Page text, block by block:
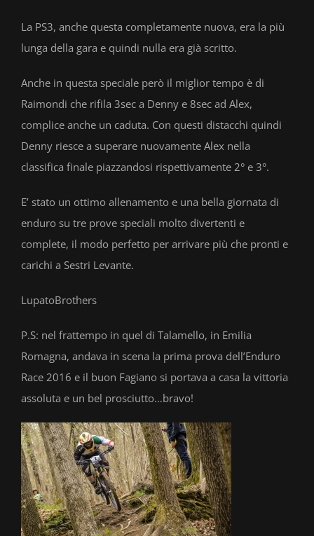
La PS3, anche questa completamente nuova, era la più
lunga della gara e quindi nulla era già scritto.
Anche in questa speciale però il miglior tempo è di
Raimondi che rifila 3sec a Denny e 8sec ad Alex,
complice anche un caduta. Con questi distacchi quindi
Denny riesce a superare nuovamente Alex nella
classifica finale piazzandosi rispettivamente 2° e 3°.
E’ stato un ottimo allenamento e una bella giornata di
enduro su tre prove speciali molto divertenti e
complete, il modo perfetto per arrivare più che pronti e
carichi a Sestri Levante.
LupatoBrothers
P.S: nel frattempo in quel di Talamello, in Emilia
Romagna, andava in scena la prima prova dell’Enduro
Race 2016 e il buon Fagiano si portava a casa la vittoria
assoluta e un bel prosciutto…bravo!